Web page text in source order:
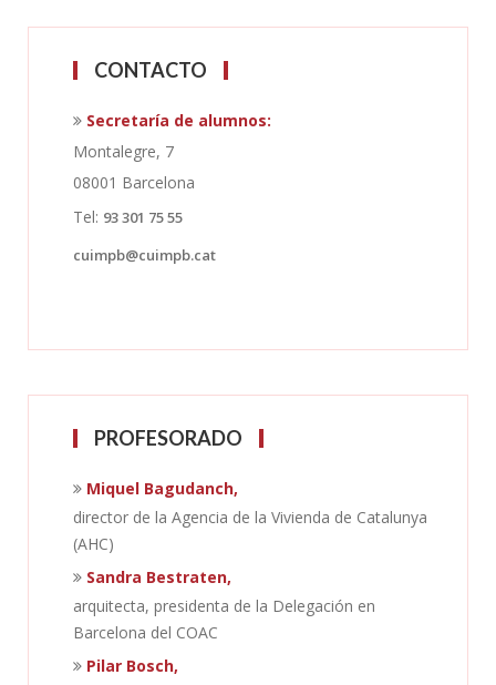
CONTACTO
Secretaría de alumnos:
Montalegre, 7
08001 Barcelona
Tel: 93 301 75 55
cuimpb@cuimpb.cat
PROFESORADO
Miquel Bagudanch,
director de la Agencia de la Vivienda de Catalunya
(AHC)
Sandra Bestraten,
arquitecta, presidenta de la Delegación en
Barcelona del COAC
Pilar Bosch,